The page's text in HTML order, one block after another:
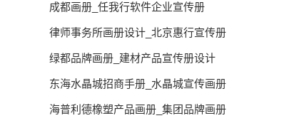
成都画册_任我行软件企业宣传册
律师事务所画册设计_北京惠行宣传册
绿都品牌画册_建材产品宣传册设计
东海水晶城招商手册_水晶城宣传画册
海普利德橡塑产品画册_集团品牌画册